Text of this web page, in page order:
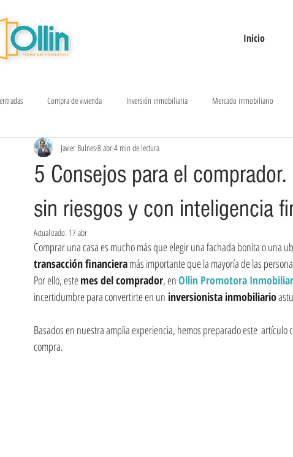
Inicio
Compra de vivienda Inversión inmobiliaria Mercado inmobiliario
Sostenibilidad urbana Ventas inmobiliarias
5 Consejos para el
sin riesgos y con inteligencia
Javier Bulnes8 abr4 min de lectura
Actualizado: 17 abr
Comprar una casa es mucho más que elegir una fachada bonita o una
transacción financiera más importante que la mayoría de las
Por ello, este mes del comprador, en Ollin Promotora
incertidumbre para convertirte en un inversionista inmobiliario
Basados en nuestra amplia experiencia, hemos preparado este
compra.